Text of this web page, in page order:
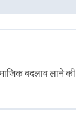
बदलाव लाने की